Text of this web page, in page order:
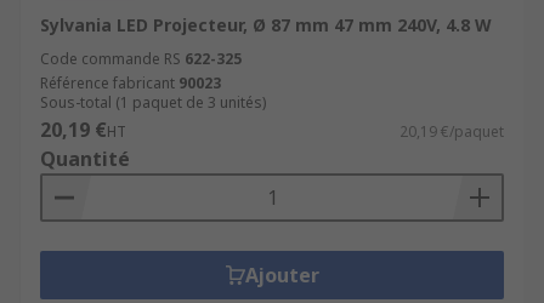
Sylvania LED Projecteur, Ø 87 mm 47 mm 240V, 4.8 W
Code commande RS 622-325
Référence fabricant 90023
Sous-total (1 paquet de 3 unités)
20,19 €HT 20,19 €/paquet
Quantité
Ajouter